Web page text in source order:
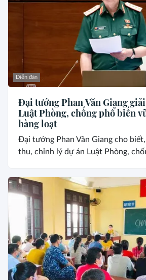
Diễn đàn
Đại tướng Phan Văn Giang
Luật Phòng, chống phổ biến
hàng loạt
Đại tướng Phan Văn Giang cho
thu, chỉnh lý dự án Luật Phòng,